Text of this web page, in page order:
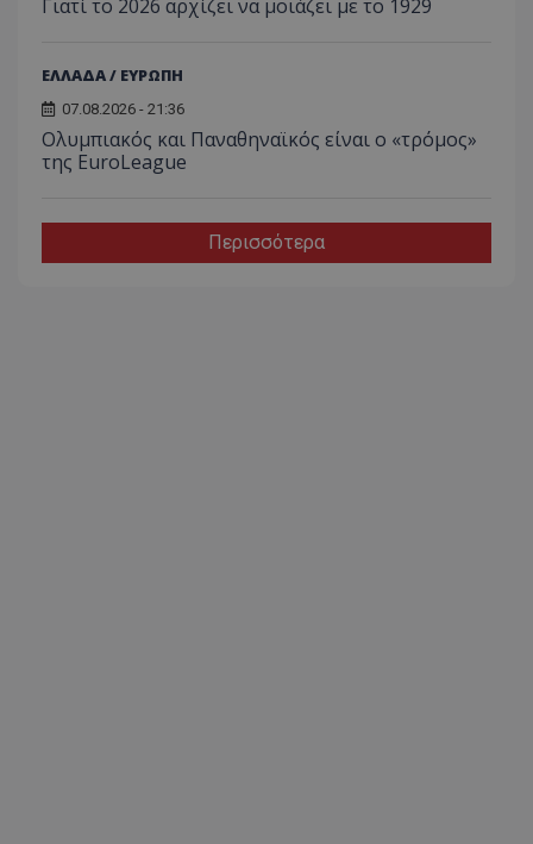
Γιατί το 2026 αρχίζει να μοιάζει με το 1929
ΕΛΛΑΔΑ / ΕΥΡΩΠΗ
07.08.2026 - 21:36
Ολυμπιακός και Παναθηναϊκός είναι ο «τρόμος»
της EuroLeague
Περισσότερα